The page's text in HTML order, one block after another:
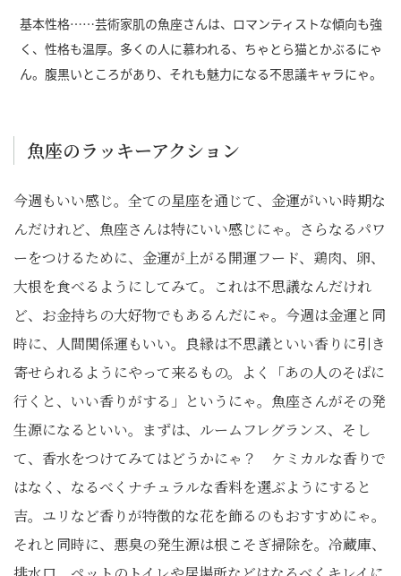
基本性格……芸術家肌の魚座さんは、ロマンティストな傾向も強
く、性格も温厚。多くの人に慕われる、ちゃとら猫とかぶるにゃ
ん。腹黒いところがあり、それも魅力になる不思議キャラにゃ。
魚座のラッキーアクション
今週もいい感じ。全ての星座を通じて、金運がいい時期な
んだけれど、魚座さんは特にいい感じにゃ。さらなるパワ
ーをつけるために、金運が上がる開運フード、鶏肉、卵、
大根を食べるようにしてみて。これは不思議なんだけれ
ど、お金持ちの大好物でもあるんだにゃ。今週は金運と同
時に、人間関係運もいい。良縁は不思議といい香りに引き
寄せられるようにやって来るもの。よく「あの人のそばに
行くと、いい香りがする」というにゃ。魚座さんがその発
生源になるといい。まずは、ルームフレグランス、そし
て、香水をつけてみてはどうかにゃ？ ケミカルな香りで
はなく、なるべくナチュラルな香料を選ぶようにすると
吉。ユリなど香りが特徴的な花を飾るのもおすすめにゃ。
それと同時に、悪臭の発生源は根こそぎ掃除を。冷蔵庫、